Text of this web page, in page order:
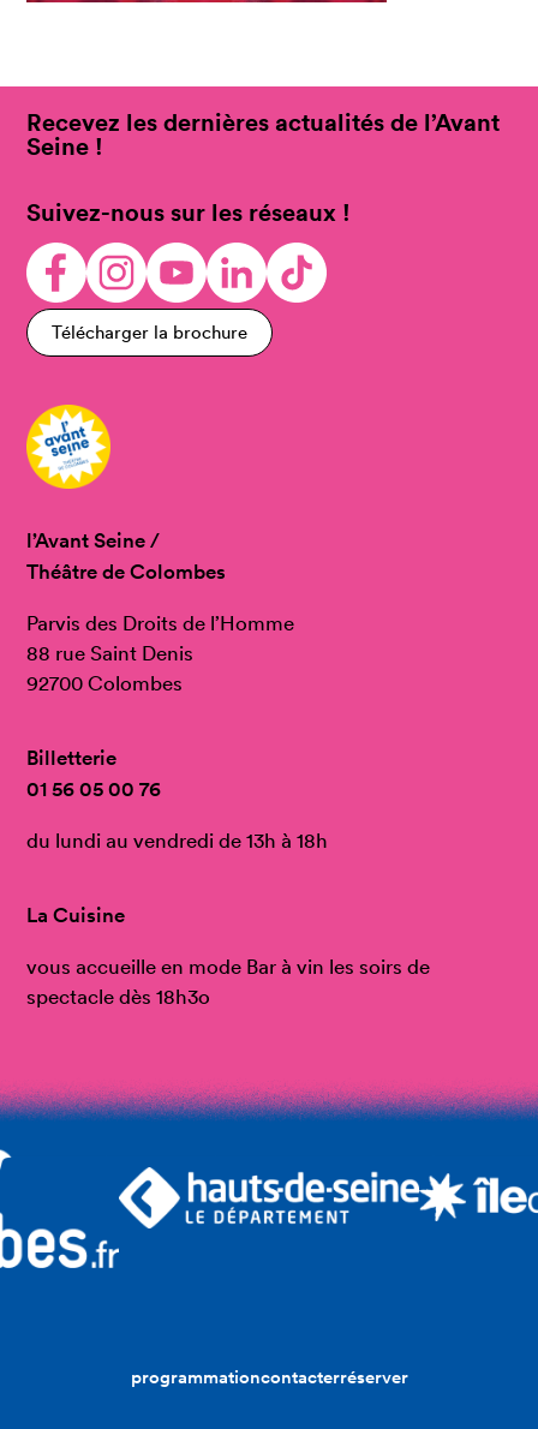
Recevez les dernières actualités de l’Avant
Seine !
Suivez-nous sur les réseaux !
Télécharger la brochure
l’Avant Seine /
Théâtre de Colombes
Parvis des Droits de l’Homme
88 rue Saint Denis
92700 Colombes
Billetterie
01 56 05 00 76
du lundi au vendredi de 13h à 18h
La Cuisine
vous accueille en mode Bar à vin les soirs de
spectacle dès 18h3o
programmationcontacterréserver